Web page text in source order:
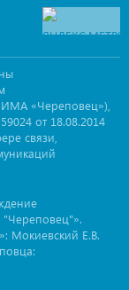
«Череповец»),
от 18.08.2014
связи,
Мокиевский Е.В.